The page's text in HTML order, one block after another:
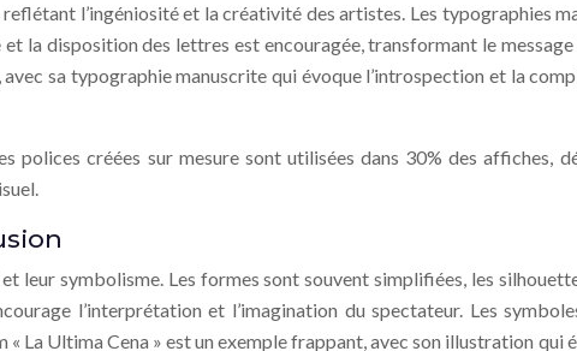
l’ingéniosité et la créativité des artistes. Les typographies
la disposition des lettres est encouragée, transformant le
sa typographie manuscrite qui évoque l’introspection et la
créées sur mesure sont utilisées dans 30% des affiches,
leur symbolisme. Les formes sont souvent simplifiées, les
l’interprétation et l’imagination du spectateur. Les
La Ultima Cena » est un exemple frappant, avec son illustration qui